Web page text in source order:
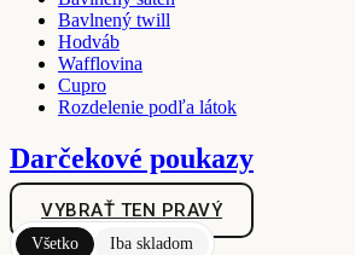
Bavlnený twill
Hodváb
Wafflovina
Cupro
Rozdelenie podľa látok
Darčekové poukazy
VYBRAŤ TEN PRAVÝ
Všetko Iba skladom